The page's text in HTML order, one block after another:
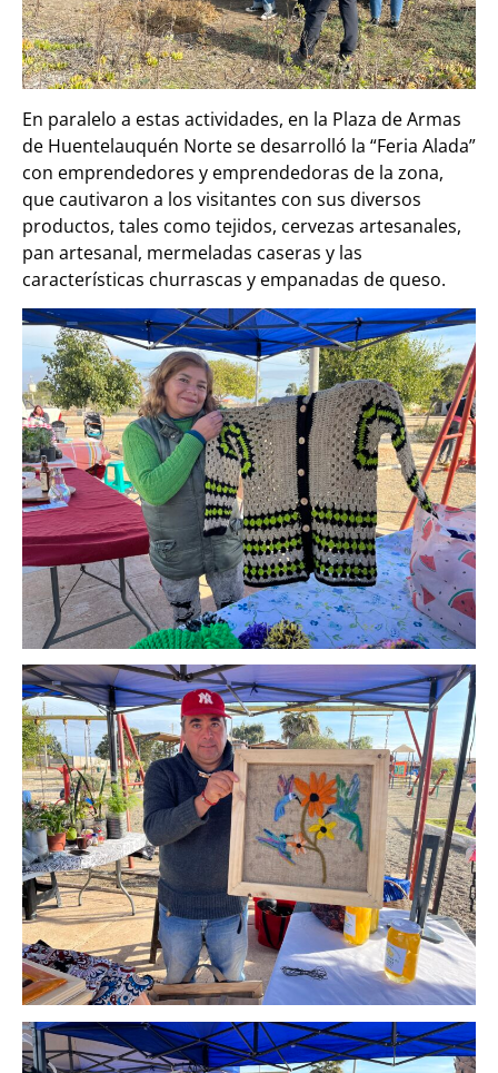
En paralelo a estas actividades, en la Plaza de Armas
de Huentelauquén Norte se desarrolló la “Feria Alada”
con emprendedores y emprendedoras de la zona,
que cautivaron a los visitantes con sus diversos
productos, tales como tejidos, cervezas artesanales,
pan artesanal, mermeladas caseras y las
características churrascas y empanadas de queso.